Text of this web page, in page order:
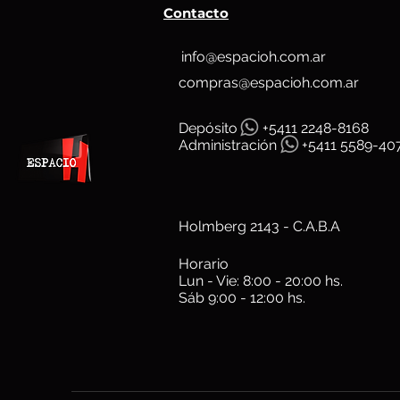
Contacto
info@espacioh.com.ar
compras@espacioh.com.ar
Depósito
+5411 2248-8168
Administración
+5411 5589-
Holmberg 2143 - C.A.B.A
Horario
Lun - Vie: 8:00 - 20:00 hs.
Sáb 9:00 - 12:00 hs.